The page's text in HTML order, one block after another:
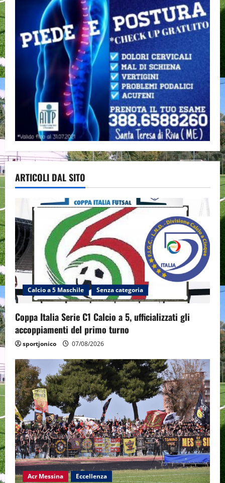
ARTICOLI DAL SITO
Calcio a 5 Maschile Senza categoria
Coppa Italia Serie C1 Calcio a 5, ufficializzati gli
accoppiamenti del primo turno
sportjonico 07/08/2026
Acr Messina Eccellenza